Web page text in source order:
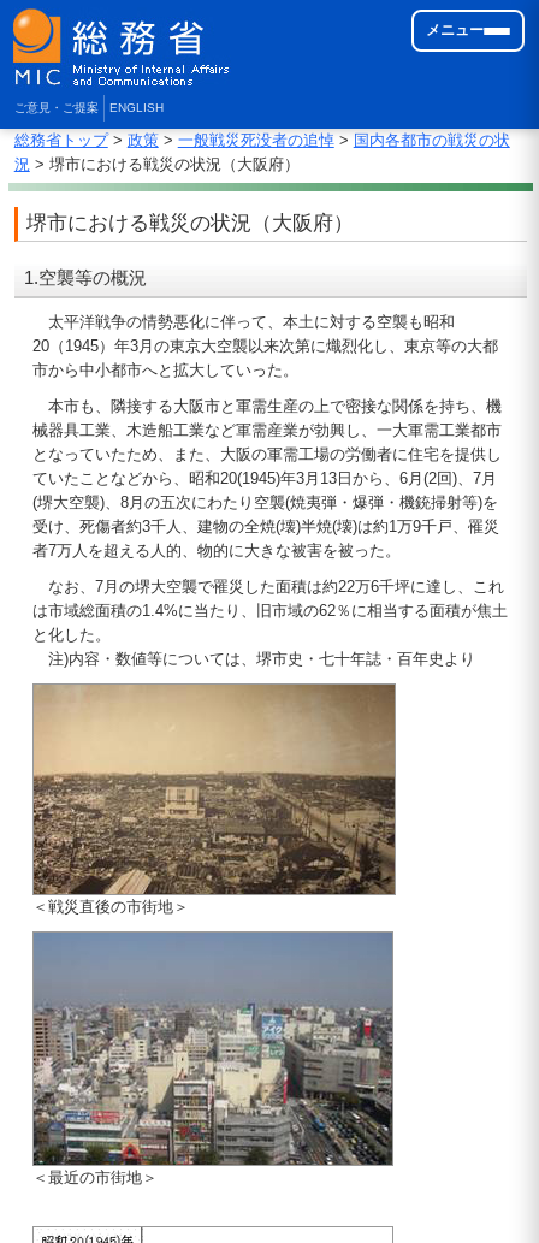
ご意見・ご提案 ENGLISH
メニュー
総務省トップ> 政策> 一般戦災死没者の追悼> 国内各都市の戦災の状
況> 堺市における戦災の状況（大阪府）
堺市における戦災の状況（大阪府）
1.空襲等の概況
太平洋戦争の情勢悪化に伴って、本土に対する空襲も昭和
20（1945）年3月の東京大空襲以来次第に熾烈化し、東京等の大都
市から中小都市へと拡大していった。
本市も、隣接する大阪市と軍需生産の上で密接な関係を持ち、機
械器具工業、木造船工業など軍需産業が勃興し、一大軍需工業都市
となっていたため、また、大阪の軍需工場の労働者に住宅を提供し
ていたことなどから、昭和20(1945)年3月13日から、6月(2回)、7月
(堺大空襲)、8月の五次にわたり空襲(焼夷弾・爆弾・機銃掃射等)を
受け、死傷者約3千人、建物の全焼(壊)半焼(壊)は約1万9千戸、罹災
者7万人を超える人的、物的に大きな被害を被った。
なお、7月の堺大空襲で罹災した面積は約22万6千坪に達し、これ
は市域総面積の1.4%に当たり、旧市域の62％に相当する面積が焦土
と化した。
注)内容・数値等については、堺市史・七十年誌・百年史より
＜戦災直後の市街地＞
＜最近の市街地＞